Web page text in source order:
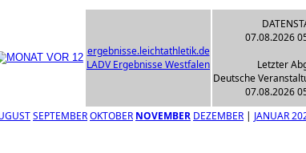
ergebnisse.leichtathletik.de
LADV Ergebnisse Westfalen
07.08.2026
Letzter
Deutsche
07.08.2026
SEPTEMBEROKTOBER NOVEMBER DEZEMBER | JANUAR